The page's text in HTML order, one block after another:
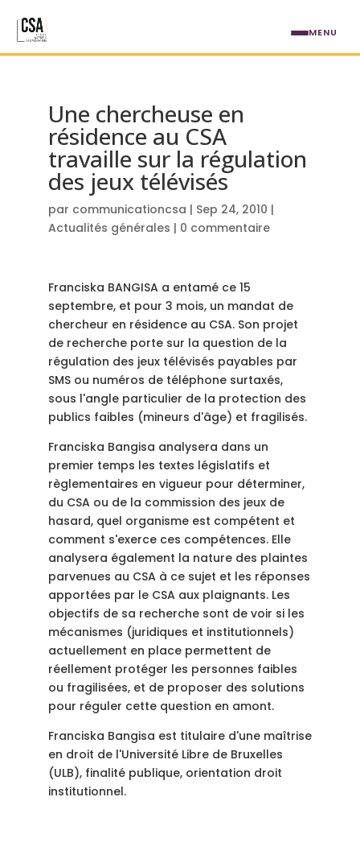
Une chercheuse en
résidence au CSA
travaille sur la régulation
des jeux télévisés
par communicationcsa | Sep 24, 2010 |
Actualités générales | 0 commentaire
Franciska BANGISA a entamé ce 15
septembre, et pour 3 mois, un mandat de
chercheur en résidence au CSA. Son projet
de recherche porte sur la question de la
régulation des jeux télévisés payables par
SMS ou numéros de téléphone surtaxés,
sous l'angle particulier de la protection des
publics faibles (mineurs d'âge) et fragilisés.
Franciska Bangisa analysera dans un
premier temps les textes législatifs et
règlementaires en vigueur pour déterminer,
du CSA ou de la commission des jeux de
hasard, quel organisme est compétent et
comment s'exerce ces compétences. Elle
analysera également la nature des plaintes
parvenues au CSA à ce sujet et les réponses
apportées par le CSA aux plaignants. Les
objectifs de sa recherche sont de voir si les
mécanismes (juridiques et institutionnels)
actuellement en place permettent de
réellement protéger les personnes faibles
ou fragilisées, et de proposer des solutions
pour réguler cette question en amont.
Franciska Bangisa est titulaire d'une maîtrise
en droit de l'Université Libre de Bruxelles
(ULB), finalité publique, orientation droit
institutionnel.
MENU